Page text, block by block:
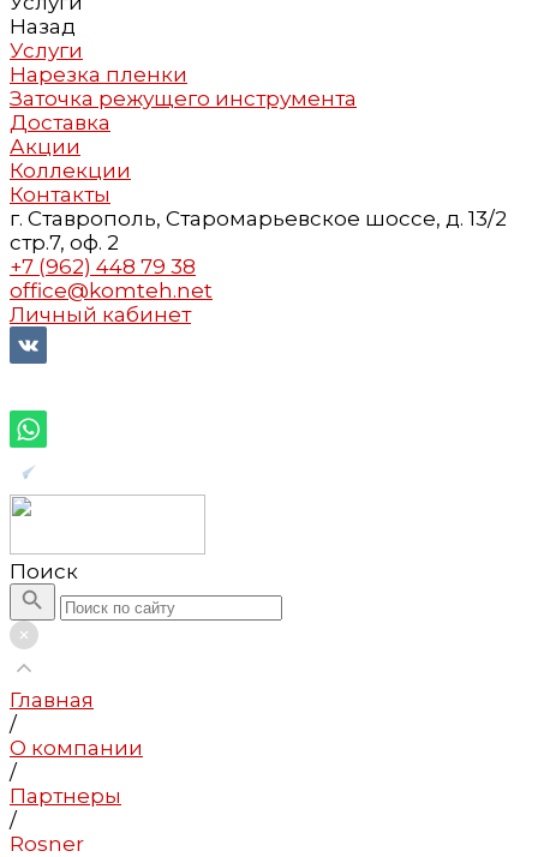
Назад
Услуги
Нарезка пленки
Заточка режущего инструмента
Доставка
Акции
Коллекции
Контакты
г. Ставрополь, Старомарьевское шоссе, д. 13/2
стр.7, оф. 2
+7 (962) 448 79 38
office@komteh.net
Личный кабинет
Поиск
Главная
/
О компании
/
Партнеры
/
Rosner